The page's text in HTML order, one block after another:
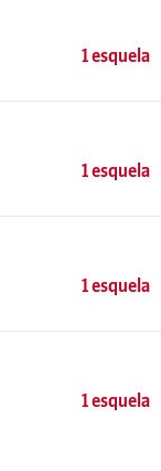
1 esquela
1 esquela
1 esquela
1 esquela